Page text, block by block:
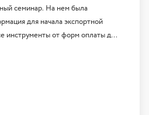
семинар. На нем была
для начала экспортной
инструменты от форм оплаты до